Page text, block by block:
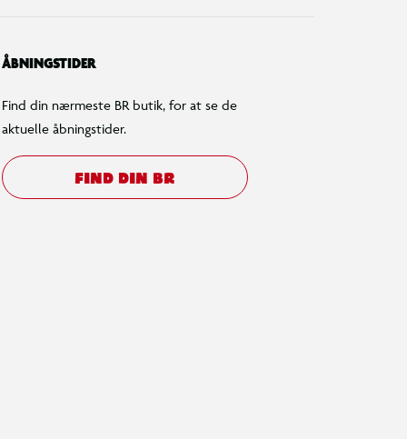
ÅBNINGSTIDER
Find din nærmeste BR butik, for at se de
aktuelle åbningstider.
FIND DIN BR